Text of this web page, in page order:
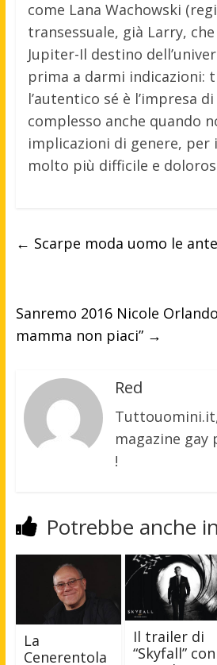
come Lana Wachowski
transessuale, già Larry,
Jupiter-Il destino
prima a darmi indicazioni:
l’autentico sé è l’impresa
complesso anche quando
implicazioni di genere, per
molto più difficile e
← Scarpe moda uomo le
Sanremo 2016 Nicole
mamma non piaci” →
Red
magazine
!
Potrebbe anche
La
Cenerentola
Il trailer di
“Skyfall” con